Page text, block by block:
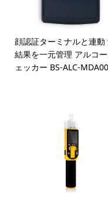
顔認証ターミナルと連動
結果を一元管理 アルコ
ェッカー BS-ALC-